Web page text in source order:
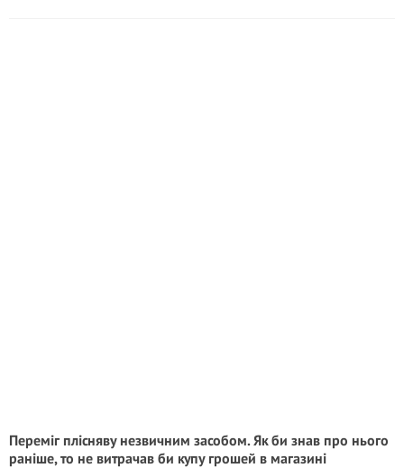
Переміг плісняву незвичним засобом. Як би знав про нього
раніше, то не витрачав би купу грошей в магазині